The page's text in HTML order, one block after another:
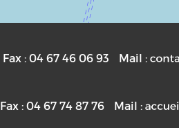
Fax :04 67 46 06 93
Mail :
Fax :04 67 74 87 76
Mail :